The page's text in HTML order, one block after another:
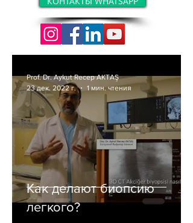
Как делают биопсию
легкого?
Prof. Dr. Aykut Recep AKTAŞ
23 дек. 2022 г.
1 мин. чтения